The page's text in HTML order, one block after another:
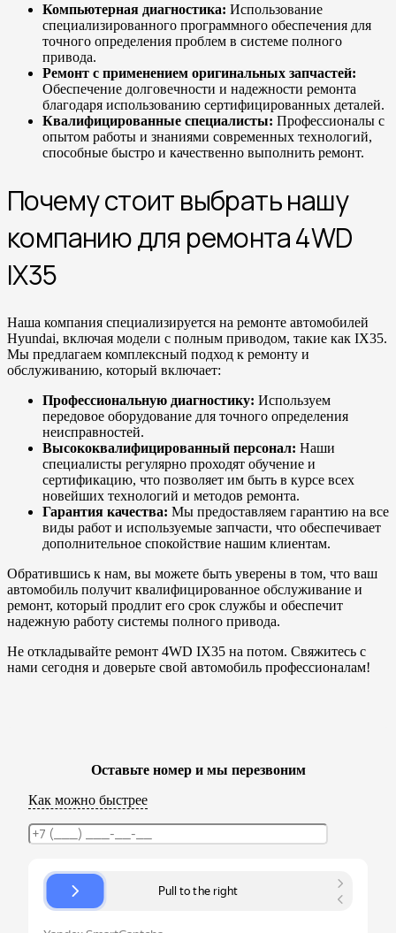
Компьютерная диагностика: Использование
специализированного программного обеспечения для
точного определения проблем в системе полного
привода.
Ремонт с применением оригинальных запчастей:
Обеспечение долговечности и надежности ремонта
благодаря использованию сертифицированных деталей.
Квалифицированные специалисты: Профессионалы с
опытом работы и знаниями современных технологий,
способные быстро и качественно выполнить ремонт.
Почему стоит выбрать нашу
компанию для ремонта 4WD
IX35
Наша компания специализируется на ремонте автомобилей
Hyundai, включая модели с полным приводом, такие как IX35.
Мы предлагаем комплексный подход к ремонту и
обслуживанию, который включает:
Профессиональную диагностику: Используем
передовое оборудование для точного определения
неисправностей.
Высококвалифицированный персонал: Наши
специалисты регулярно проходят обучение и
сертификацию, что позволяет им быть в курсе всех
новейших технологий и методов ремонта.
Гарантия качества: Мы предоставляем гарантию на все
виды работ и используемые запчасти, что обеспечивает
дополнительное спокойствие нашим клиентам.
Обратившись к нам, вы можете быть уверены в том, что ваш
автомобиль получит квалифицированное обслуживание и
ремонт, который продлит его срок службы и обеспечит
надежную работу системы полного привода.
Не откладывайте ремонт 4WD IX35 на потом. Свяжитесь с
нами сегодня и доверьте свой автомобиль профессионалам!
Оставьте номер и мы перезвоним
Как можно быстрее